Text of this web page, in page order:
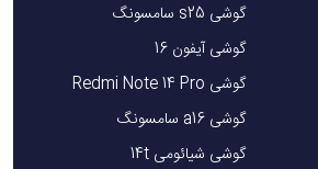
گوشی s25 سامسونگ
گوشی آیفون 16
گوشی Redmi Note 14 Pro
گوشی a16 سامسونگ
گوشی شیائومی 14t